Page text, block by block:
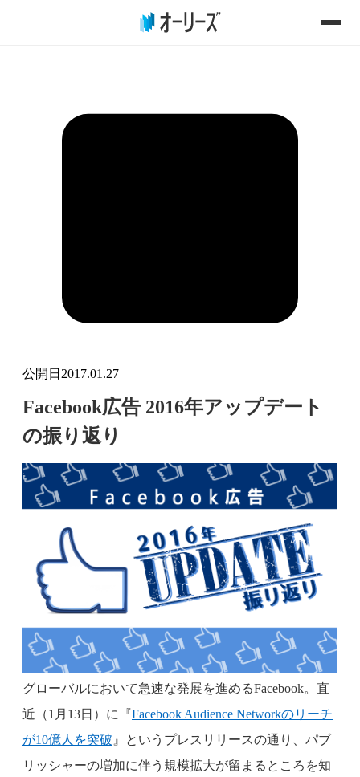
公開日 2017.01.27
Facebook広告 2016年アップデート
の振り返り
グローバルにおいて急速な発展を進めるFacebook。直
近（1月13日）に『Facebook Audience Networkのリーチ
が10億人を突破 』というプレスリリースの通り、パブ
リッシャーの増加に伴う規模拡大が留まるところを知